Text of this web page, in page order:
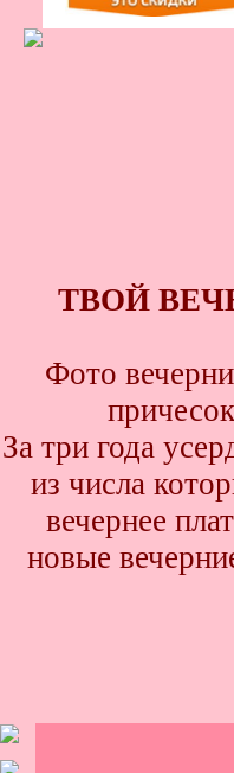
ТВОЙ
Фото
За три года
из числа
вечернее
новые